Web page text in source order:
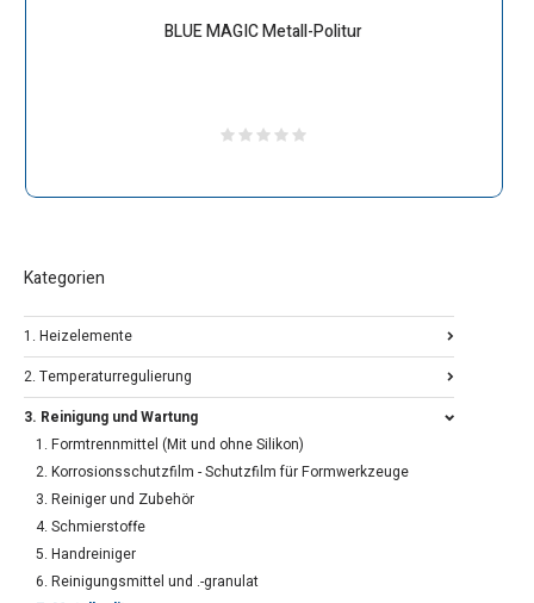
BLUE MAGIC Metall-Politur
Kategorien
1. Heizelemente
2. Temperaturregulierung
3. Reinigung und Wartung
1. Formtrennmittel (Mit und ohne Silikon)
2. Korrosionsschutzfilm - Schutzfilm für Formwerkzeuge
3. Reiniger und Zubehör
4. Schmierstoffe
5. Handreiniger
6. Reinigungsmittel und .-granulat